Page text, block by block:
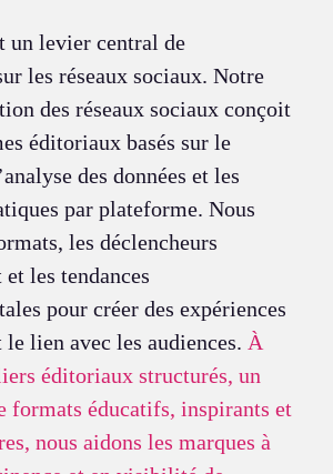
un levier central de
les réseaux sociaux. Notre
des réseaux sociaux conçoit
éditoriaux basés sur le
des données et les
par plateforme. Nous
les déclencheurs
et les tendances
pour créer des expériences
lien avec les audiences. À
éditoriaux structurés, un
formats éducatifs, inspirants et
nous aidons les marques à